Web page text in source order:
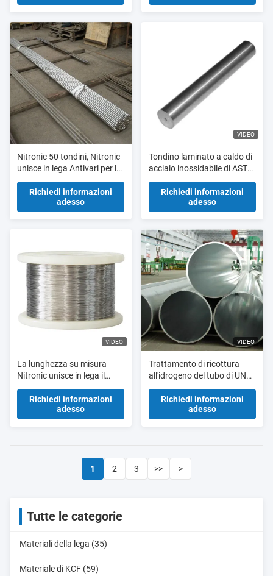
Nitronic 50 tondini, Nitronic
unisce in lega Antivari per le
assi della pompa dell'acqua
di mare
Richiedi informazioni
adesso
VIDEO
Tondino laminato a caldo di
acciaio inossidabile di ASTM
50MM Nitronic 50
Richiedi informazioni
adesso
VIDEO
La lunghezza su misura
Nitronic unisce in lega il
cavo ad alta resistenza per
l'acciaio freddo
dell'intestazione
Richiedi informazioni
adesso
VIDEO
Trattamento di ricottura
all'idrogeno del tubo di UNS
S21800 Nitronic 60 per
produzione del gas
Richiedi informazioni
adesso
1 2 3 >> >
Tutte le categorie
Materiali della lega (35)
Materiale di KCF (59)